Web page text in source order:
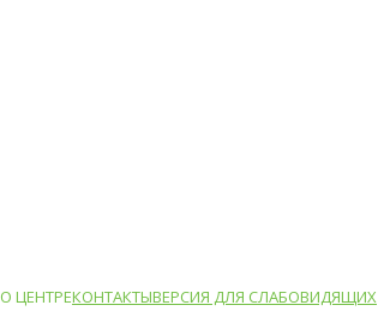
О ЦЕНТРЕКОНТАКТЫВЕРСИЯ ДЛЯ СЛАБОВИДЯЩИХ